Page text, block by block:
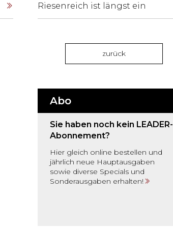
Riesenreich ist längst ein
dominanter Faktor in der
damit arrangiert.zurück
Abo
Sie haben noch kein LEADER-
Abonnement?
Hier gleich online bestellen und
jährlich neue Hauptausgaben
sowie diverse Specials und
Sonderausgaben erhalten!